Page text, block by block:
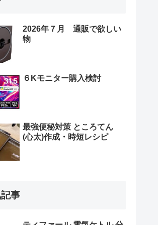
2026年７月 通販で欲しい
物
６Kモニター購入検討
最強便秘対策 ところてん
(心太)作成・時短レシピ
事